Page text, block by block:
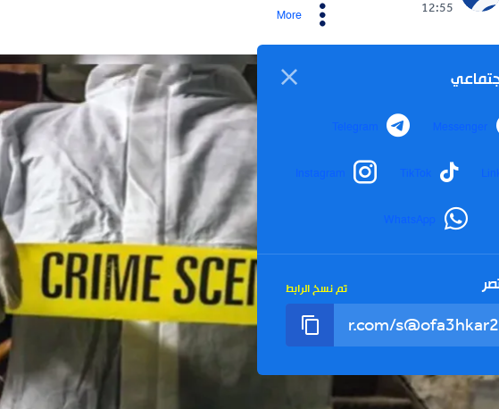
12:55
More
Messenger
Telegram
TikTok
Instagram
WhatsApp
تم نسخ الرابط